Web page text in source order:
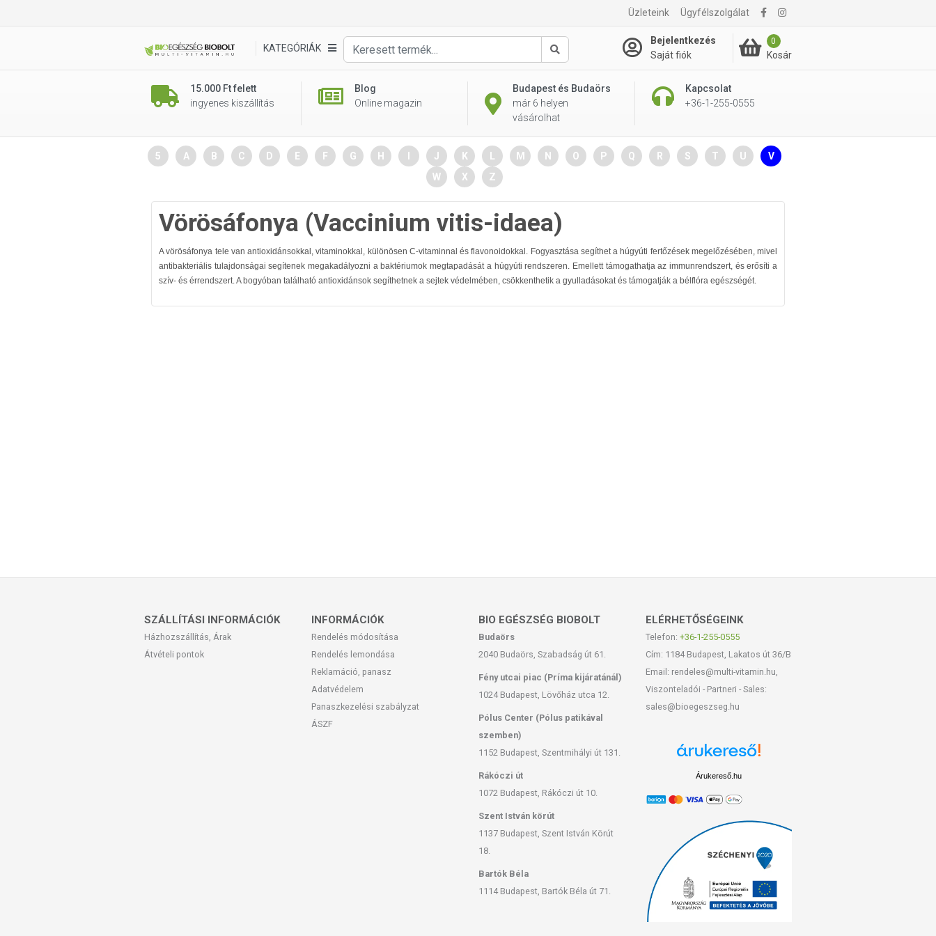
Üzleteink Ügyfélszolgálat
KATEGÓRIÁK
Keresés
Bejelentkezés
Saját fiók
0
Kosár
15.000 Ft felett
ingyenes kiszállítás
Blog
Online magazin
Budapest és Budaörs
már 6 helyen
vásárolhat
Kapcsolat
+36-1-255-0555
5 A B C D E F G H J K M N O P Q R S T U
V
W
X Z
Vörösáfonya (Vaccinium vitis-idaea)
A vörösáfonya tele van antioxidánsokkal, vitaminokkal, különösen C-vitaminnal és flavonoidokkal. Fogyasztása segíthet a húgyúti fertőzések megelőzésében, mivel
antibakteriális tulajdonságai segítenek megakadályozni a baktériumok megtapadását a húgyúti rendszeren. Emellett támogathatja az immunrendszert, és erősíti a
szív- és érrendszert. A bogyóban található antioxidánsok segíthetnek a sejtek védelmében, csökkenthetik a gyulladásokat és támogatják a bélflóra egészségét.
SZÁLLÍTÁSI INFORMÁCIÓK
Házhozszállítás, Árak
Átvételi pontok
INFORMÁCIÓK
Rendelés módosítása
Rendelés lemondása
Reklamáció, panasz
Adatvédelem
Panaszkezelési szabályzat
ÁSZF
BIO EGÉSZSÉG BIOBOLT
Budaörs
2040 Budaörs, Szabadság út 61.
Fény utcai piac (Príma kijáratánál)
1024 Budapest, Lövőház utca 12.
Pólus Center (Pólus patikával
szemben)
1152 Budapest, Szentmihályi út 131.
Rákóczi út
1072 Budapest, Rákóczi út 10.
Szent István körút
1137 Budapest, Szent István Körút
18.
Bartók Béla
1114 Budapest, Bartók Béla út 71.
ELÉRHETŐSÉGEINK
Telefon: +36-1-255-0555
Cím: 1184 Budapest, Lakatos út 36/B
Email: rendeles@multi-vitamin.hu,
Viszonteladói - Partneri - Sales:
sales@bioegeszseg.hu
Árukereső.hu